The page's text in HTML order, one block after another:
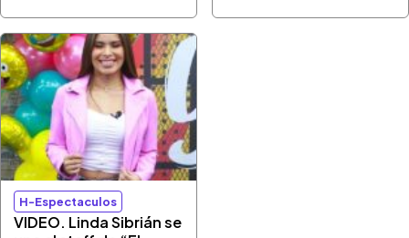
H-Espectaculos
VIDEO. Linda Sibrián se